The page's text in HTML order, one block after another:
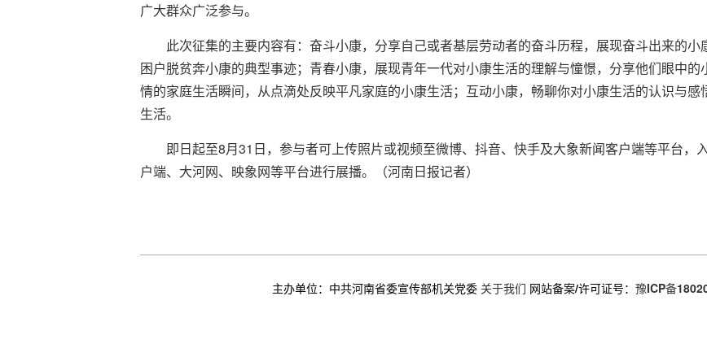
广大群众广泛参与。
此次征集的主要内容有：奋斗小康，分享自己或者基层劳动者的奋斗历程，展现奋斗出来的
困户脱贫奔小康的典型事迹；青春小康，展现青年一代对小康生活的理解与憧憬，分享他们眼中
情的家庭生活瞬间，从点滴处反映平凡家庭的小康生活；互动小康，畅聊你对小康生活的认识与感
生活。
即日起至8月31日，参与者可上传照片或视频至微博、抖音、快手及大象新闻客户端等平台，
户端、大河网、映象网等平台进行展播。（河南日报记者）
主办单位：中共河南省委宣传部机关党委 关于我们 网站备案/许可证号： 豫ICP备